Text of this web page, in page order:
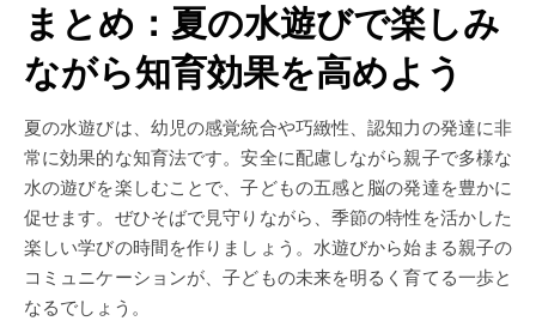
まとめ：夏の水遊びで楽しみ
ながら知育効果を高めよう
夏の水遊びは、幼児の感覚統合や巧緻性、認知力の発達に非
常に効果的な知育法です。安全に配慮しながら親子で多様な
水の遊びを楽しむことで、子どもの五感と脳の発達を豊かに
促せます。ぜひそばで見守りながら、季節の特性を活かした
楽しい学びの時間を作りましょう。水遊びから始まる親子の
コミュニケーションが、子どもの未来を明るく育てる一歩と
なるでしょう。